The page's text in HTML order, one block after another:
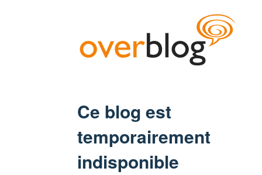
Ce blog est
temporairement
indisponible